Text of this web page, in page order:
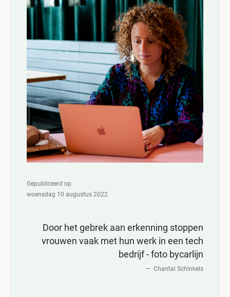
Gepubliceerd op
woensdag 10 augustus 2022
Door het gebrek aan erkenning stoppen
vrouwen vaak met hun werk in een tech
bedrijf - foto bycarlijn
Chantal Schinkels